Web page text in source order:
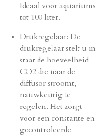
Ideaal voor aquariums
tot 100 liter.
Drukregelaar: De
drukregelaar stelt u in
staat de hoeveelheid
CO2 die naar de
diffusor stroomt,
nauwkeurig te
regelen. Het zorgt
voor een constante en
gecontroleerde